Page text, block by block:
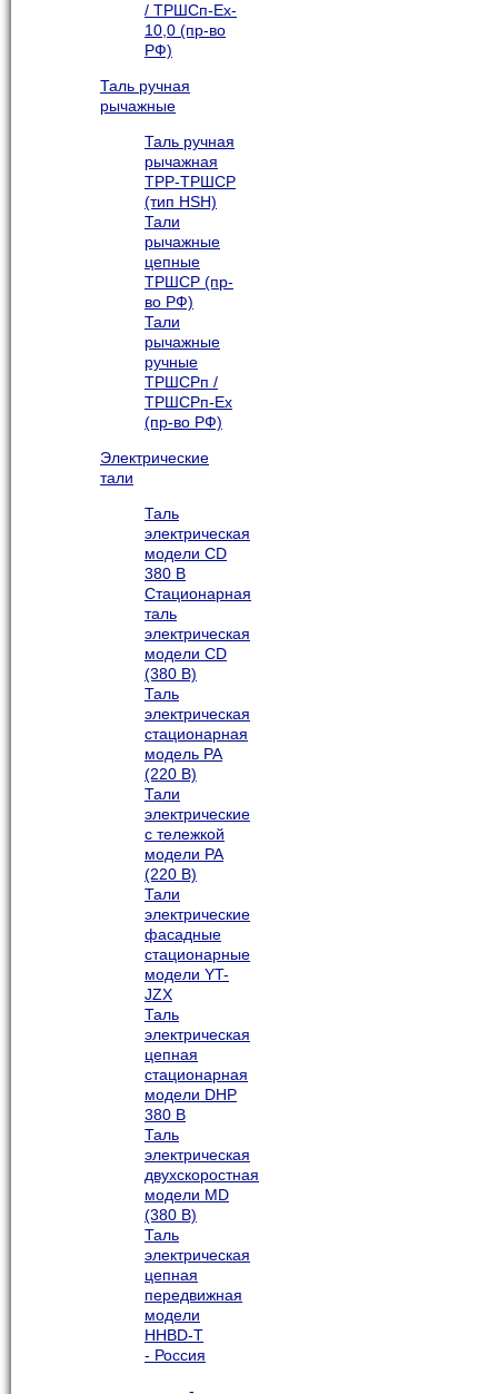
/ ТРШСп-Ex-
10,0 (пр-во
РФ)
Таль ручная
рычажные
Таль ручная
рычажная
ТРР-ТРШСР
(тип HSH)
Тали
рычажные
цепные
ТРШСР (пр-
во РФ)
Тали
рычажные
ручные
ТРШСРп /
ТРШСРп-Ех
(пр-во РФ)
Электрические
тали
Таль
электрическая
модели CD
380 В
Стационарная
таль
электрическая
модели CD
(380 В)
Таль
электрическая
стационарная
модель РА
(220 В)
Тали
электрические
с тележкой
модели РА
(220 В)
Тали
электрические
фасадные
стационарные
модели YT-
JZX
Таль
электрическая
цепная
стационарная
модели DHP
380 В
Таль
электрическая
двухскоростная
модели MD
(380 В)
Таль
электрическая
цепная
передвижная
модели
HHBD-T
- Россия